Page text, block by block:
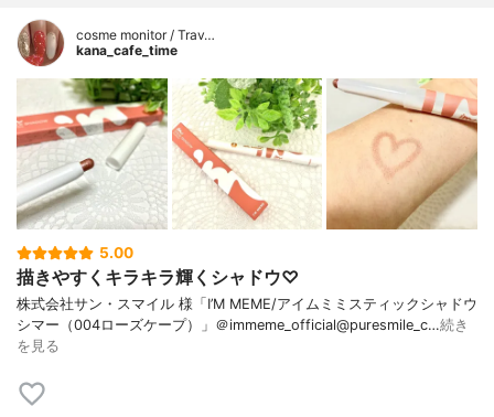
cosme monitor / Trav…
kana_cafe_time
5.00
描きやすくキラキラ輝くシャドウ♡
株式会社サン・スマイル 様「I’M MEME/アイムミミスティックシャドウ
シマー（004ローズケープ）」＠immeme_official@puresmile_c…続き
を見る